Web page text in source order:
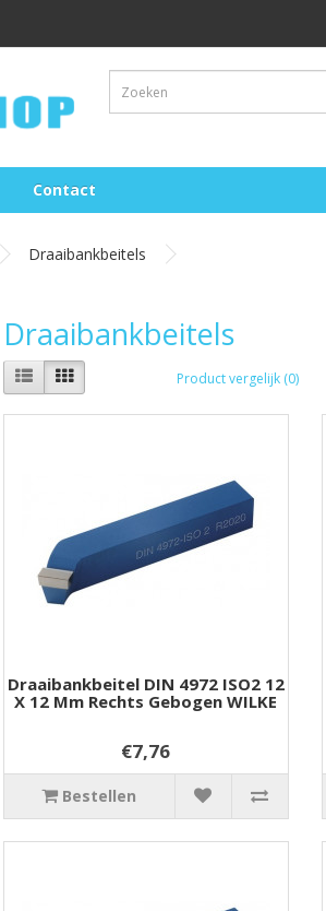
Contact
Draaibankbeitels
Draaibankbeitels
Product vergelijk (0)
Draaibankbeitel DIN 4972 ISO2 12
X 12 Mm Rechts Gebogen WILKE
€7,76
Bestellen